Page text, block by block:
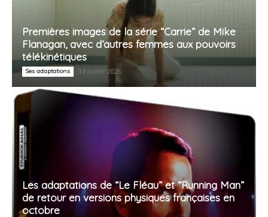
Premières images de la série “Carrie” de Mike
Flanagan, avec d’autres femmes aux pouvoirs
télékinétiques
Ses adaptations 14 juillet 2026
Les adaptations de “Le Fléau” et “Running Man”
de retour en versions physiques françaises en
octobre